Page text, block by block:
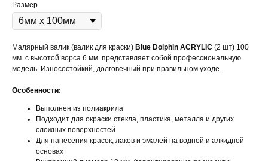
Размер
Малярный валик (валик для краски) Blue Dolphin ACRYLIC (2 шт) 100
мм. с высотой ворса 6 мм. представляет собой профессиональную
модель. Износостойкий, долговечный при правильном уходе.
Особенности:
Выполнен из полиакрила
Подходит для окраски стекла, пластика, металла и других
сложных поверхностей
Для нанесения красок, лаков и эмалей на водной и алкидной
основах